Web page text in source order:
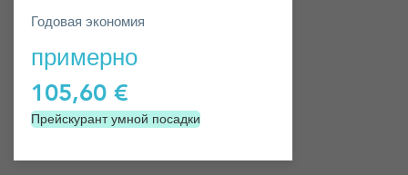
Годовая экономия
примерно
105,60 €
Прейскурант умной посадки